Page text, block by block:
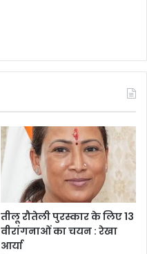
तीलू रौतेली पुरस्कार के लिए 13
वीरांगनाओं का चयन : रेखा
आर्या